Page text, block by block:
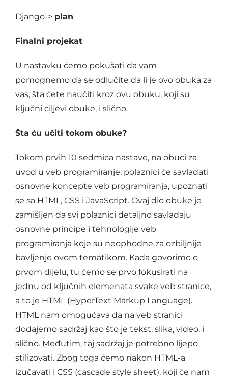
Django-> plan
Finalni projekat
U nastavku ćemo pokušati da vam
pomognemo da se odlučite da li je ovo obuka za
vas, šta ćete naučiti kroz ovu obuku, koji su
ključni ciljevi obuke, i slično.
Šta ću učiti tokom obuke?
Tokom prvih 10 sedmica nastave, na obuci za
uvod u veb programiranje, polaznici će savladati
osnovne koncepte veb programiranja, upoznati
se sa HTML, CSS i JavaScript. Ovaj dio obuke je
zamišljen da svi polaznici detaljno savladaju
osnovne principe i tehnologije veb
programiranja koje su neophodne za ozbiljnije
bavljenje ovom tematikom. Kada govorimo o
prvom dijelu, tu ćemo se prvo fokusirati na
jednu od ključnih elemenata svake veb stranice,
a to je HTML (HyperText Markup Language).
HTML nam omogućava da na veb stranici
dodajemo sadržaj kao što je tekst, slika, video, i
slično. Međutim, taj sadržaj je potrebno lijepo
stilizovati. Zbog toga ćemo nakon HTML-a
izučavati i CSS (cascade style sheet), koji će nam